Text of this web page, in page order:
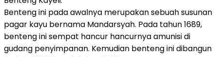
Benteng ini pada awalnya merupakan sebuah susunan
pagar kayu bernama Mandarsyah. Pada tahun 1689,
benteng ini sempat hancur hancurnya amunisi di
gudang penyimpanan. Kemudian benteng ini dibangun